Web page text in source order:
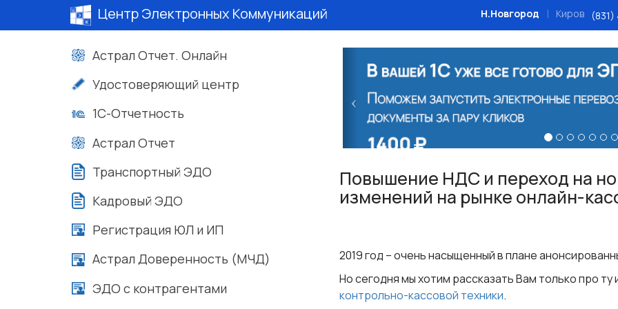
Центр Электронных Коммуникаций Н.Новгород | Киров
Астрал Отчет. Онлайн
Удостоверяющий центр
1С-Отчетность
Астрал Отчет
Транспортный ЭДО
Кадровый ЭДО
Регистрация ЮЛ и ИП
Астрал Доверенность (МЧД)
ЭДО с контрагентами
Назад
Повышение НДС и переход на
изменений на рынке онлайн-
2019 год – очень насыщенный в плане
Но сегодня мы хотим рассказать Вам только про ту
контрольно-кассовой техники.